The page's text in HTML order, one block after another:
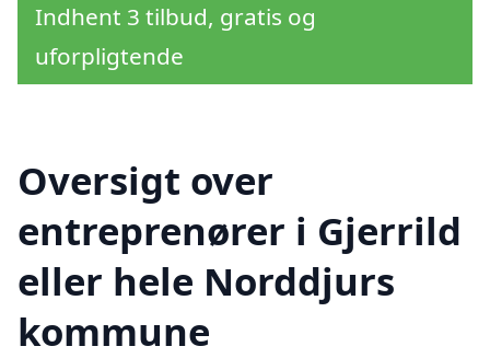
Indhent 3 tilbud, gratis og
uforpligtende
Oversigt over
entreprenører i Gjerrild
eller hele Norddjurs
kommune